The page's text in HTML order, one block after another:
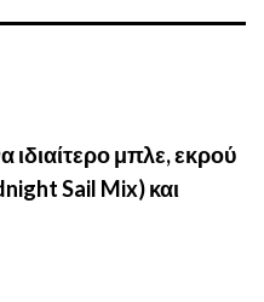
μπλε, εκρού
Sail Mix) και